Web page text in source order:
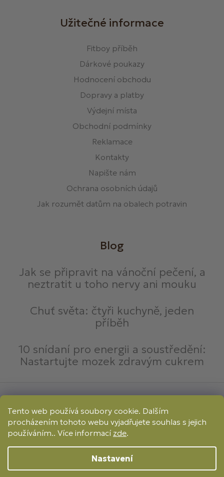
Tento web používá soubory cookie. Dalším
procházením tohoto webu vyjadřujete souhlas s jejich
používáním.. Více informací zde.
Nastavení
Užitečné informace
Fitboy příběh
Dárkové poukazy
Hodnocení obchodu
Dopravy a platby
Výdejní místa
Obchodní podmínky
Reklamace
Kontakty
Napište nám
Ochrana osobních údajů
Jak rozumět datům na obalech potravin
Blog
Jak se připravit na vánoční pečení, a
neztratit u toho nervy ani mouku
Chuť světa: čtyři kuchyně, jeden
příběh
10 snídaní pro energii a soustředění:
Nastartujte mozek zdravým cukrem
Online Převod Dobírka
Způsoby dopravy: